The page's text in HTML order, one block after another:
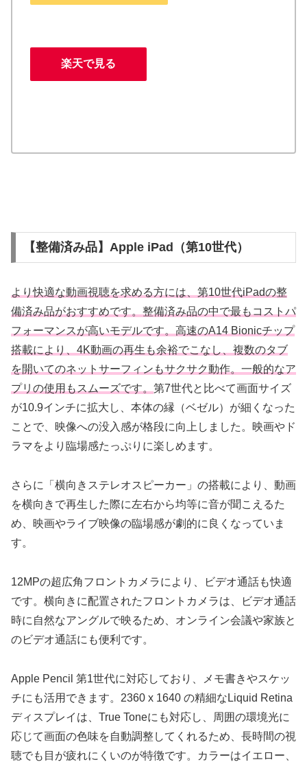
楽天で見る
【整備済み品】Apple iPad（第10世代）
より快適な動画視聴を求める方には、第10世代iPadの整
備済み品がおすすめです。整備済み品の中で最もコストパ
フォーマンスが高いモデルです。高速のA14 Bionicチップ
搭載により、4K動画の再生も余裕でこなし、複数のタブ
を開いてのネットサーフィンもサクサク動作。一般的なア
プリの使用もスムーズです。 第7世代と比べて画面サイズ
が10.9インチに拡大し、本体の縁（ベゼル）が細くなった
ことで、映像への没入感が格段に向上しました。映画やド
ラマをより臨場感たっぷりに楽しめます。
さらに「横向きステレオスピーカー」の搭載により、動画
を横向きで再生した際に左右から均等に音が聞こえるた
め、映画やライブ映像の臨場感が劇的に良くなっていま
す。
12MPの超広角フロントカメラにより、ビデオ通話も快適
です。横向きに配置されたフロントカメラは、ビデオ通話
時に自然なアングルで映るため、オンライン会議や家族と
のビデオ通話にも便利です。
Apple Pencil 第1世代に対応しており、メモ書きやスケッ
チにも活用できます。2360 x 1640 の精細なLiquid Retina
ディスプレイは、True Toneにも対応し、周囲の環境光に
応じて画面の色味を自動調整してくれるため、長時間の視
聴でも目が疲れにくいのが特徴です。カラーはイエロー、